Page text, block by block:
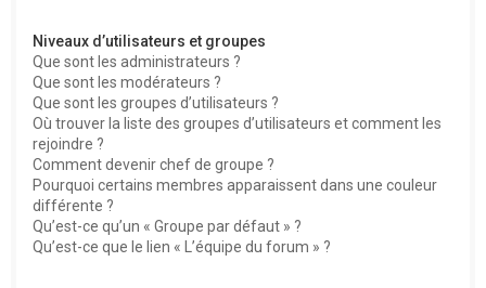
Niveaux d’utilisateurs et groupes
Que sont les administrateurs ?
Que sont les modérateurs ?
Que sont les groupes d’utilisateurs ?
Où trouver la liste des groupes d’utilisateurs et comment les
rejoindre ?
Comment devenir chef de groupe ?
Pourquoi certains membres apparaissent dans une couleur
différente ?
Qu’est-ce qu’un « Groupe par défaut » ?
Qu’est-ce que le lien « L’équipe du forum » ?